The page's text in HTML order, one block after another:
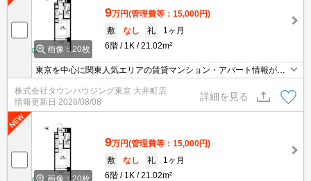
画像：20枚
9万円(管理費等：15,000円)
敷
なし 礼
1ヶ月
6階
1K 21.02m²
東京を中心に関東人気エリアの賃貸マンション・アパート情報が豊
富！創業46年 直営140店舗以上の 独自のネットワークで最適なマン
ション・アパートをお探しします！
株式会社タウンハウジング東京 大井町店
情報更新日 2026/08/08
詳細を見る
画像：20枚
9万円(管理費等：15,000円)
敷
なし 礼
1ヶ月
6階
1K 21.02m²